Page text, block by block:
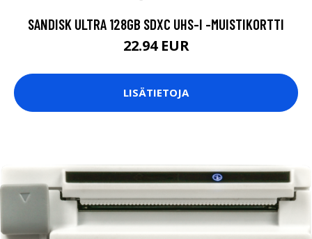
SANDISK ULTRA 128GB SDXC UHS-I -MUISTIKORTTI
22.94 EUR
LISÄTIETOJA